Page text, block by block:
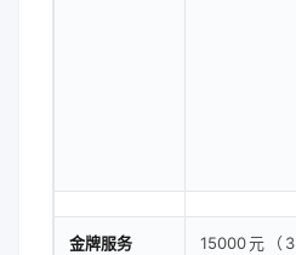
金牌服务
15000元（3